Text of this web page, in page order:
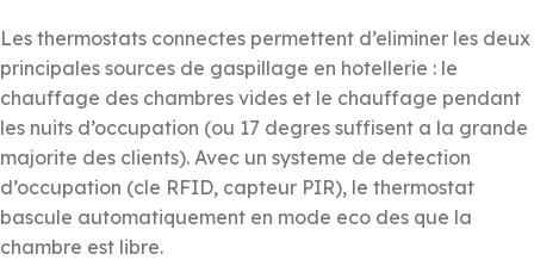
Les thermostats connectes permettent d’eliminer les deux
principales sources de gaspillage en hotellerie : le
chauffage des chambres vides et le chauffage pendant
les nuits d’occupation (ou 17 degres suffisent a la grande
majorite des clients). Avec un systeme de detection
d’occupation (cle RFID, capteur PIR), le thermostat
bascule automatiquement en mode eco des que la
chambre est libre.